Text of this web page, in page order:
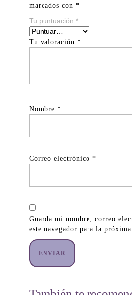
marcados con *
Tu puntuación *
Tu valoración *
Nombre *
Correo electrónico *
Guarda mi nombre, correo
este navegador para la